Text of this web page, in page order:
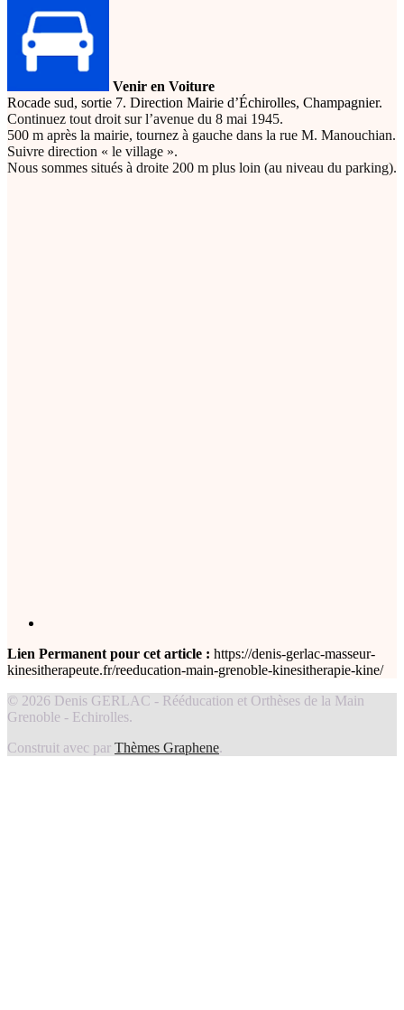
Venir en Voiture
Rocade sud, sortie 7. Direction Mairie d’Échirolles, Champagnier.
Continuez tout droit sur l’avenue du 8 mai 1945.
500 m après la mairie, tournez à gauche dans la rue M. Manouchian.
Suivre direction « le village ».
Nous sommes situés à droite 200 m plus loin (au niveau du parking).
Lien Permanent pour cet article : https://denis-gerlac-masseur-
kinesitherapeute.fr/reeducation-main-grenoble-kinesitherapie-kine/
© 2026 Denis GERLAC - Rééducation et Orthèses de la Main
Grenoble - Echirolles.
Construit avec par Thèmes Graphene.